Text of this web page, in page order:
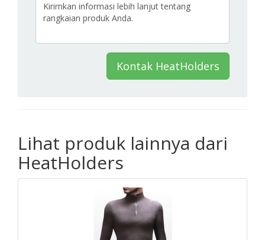
Kontak HeatHolders
Lihat produk lainnya dari
HeatHolders